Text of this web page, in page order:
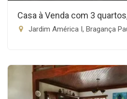
Casa à Venda com 3
Jardim América I, Bragança